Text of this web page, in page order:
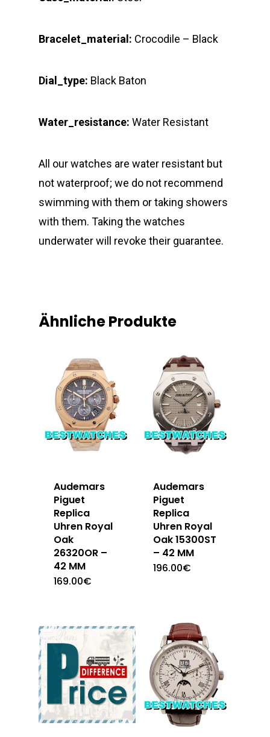
Bracelet_material: Crocodile – Black
Dial_type: Black Baton
Water_resistance: Water Resistant
All our watches are water resistant but
not waterproof; we do not recommend
swimming with them or taking showers
with them. Taking the watches
underwater will revoke their guarantee.
Ähnliche Produkte
Audemars
Piguet
Replica
Uhren Royal
Oak
26320OR –
42 MM
169.00€
Audemars
Piguet
Replica
Uhren Royal
Oak 15300ST
– 42 MM
196.00€